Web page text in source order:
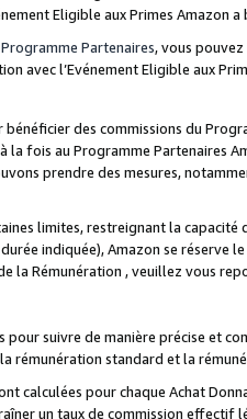
Eligible aux Primes
Partenaires, vous
avec l’Evénement Eligible aux
des commissions du
fois au Programme Partenaires
prendre des mesures,
limites, restreignant la
indiquée), Amazon se réserve
la Rémunération , veuillez vous
suivre de manière précise et
standard et la
calculées pour chaque Achat
un taux de commission